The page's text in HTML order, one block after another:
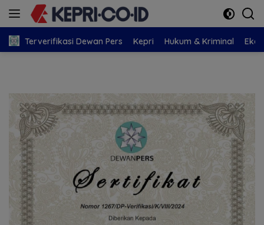
Langsung
Terverifikasi Dewan Pers Kepri Hukum & Kriminal